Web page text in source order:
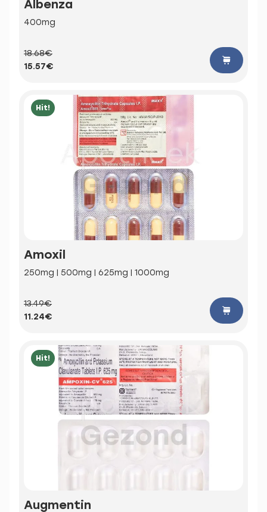
Albenza
400mg
18.68€
15.57€
Hit!
Amoxil
250mg | 500mg | 625mg | 1000mg
13.49€
11.24€
Hit!
Augmentin